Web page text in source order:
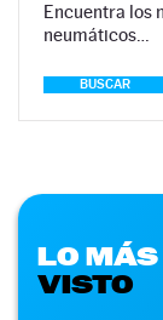
Encuentra los
neumáticos…
BUSCAR
LO MÁS
VISTO